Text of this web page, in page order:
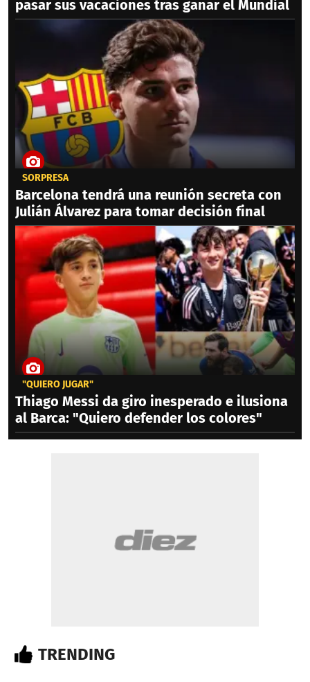
pasar sus vacaciones tras ganar el Mundial
SORPRESA
Barcelona tendrá una reunión secreta con
Julián Álvarez para tomar decisión final
"QUIERO JUGAR"
Thiago Messi da giro inesperado e ilusiona
al Barca: "Quiero defender los colores"
TRENDING